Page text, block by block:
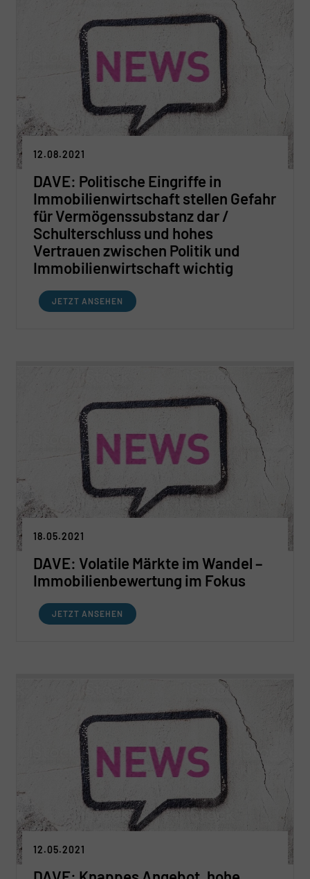
12.08.2021
DAVE: Politische Eingriffe in
Immobilienwirtschaft stellen Gefahr
für Vermögenssubstanz dar /
Schulterschluss und hohes
Vertrauen zwischen Politik und
Immobilienwirtschaft wichtig
JETZT ANSEHEN
18.05.2021
DAVE: Volatile Märkte im Wandel –
Immobilienbewertung im Fokus
JETZT ANSEHEN
12.05.2021